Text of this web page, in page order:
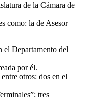
de la Cámara de
como: la de Asesor
el Departamento del
por él.
otros: dos en el
tres